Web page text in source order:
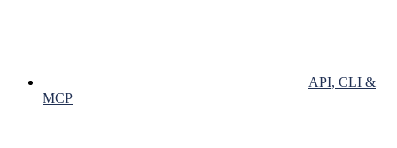
API, CLI &
MCP